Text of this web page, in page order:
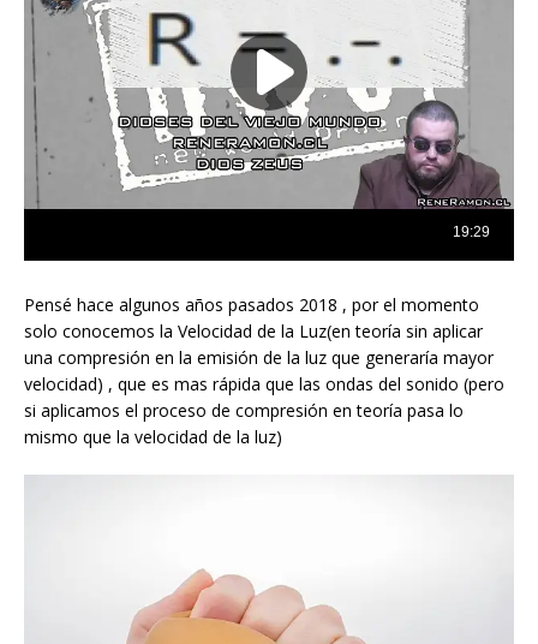
Pensé hace algunos años pasados 2018 , por el momento
solo conocemos la Velocidad de la Luz(en teoría sin aplicar
una compresión en la emisión de la luz que generaría mayor
velocidad) , que es mas rápida que las ondas del sonido (pero
si aplicamos el proceso de compresión en teoría pasa lo
mismo que la velocidad de la luz)